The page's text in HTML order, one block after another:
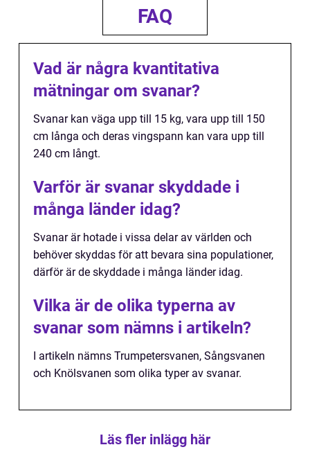
FAQ
Vad är några kvantitativa
mätningar om svanar?
Svanar kan väga upp till 15 kg, vara upp till 150
cm långa och deras vingspann kan vara upp till
240 cm långt.
Varför är svanar skyddade i
många länder idag?
Svanar är hotade i vissa delar av världen och
behöver skyddas för att bevara sina populationer,
därför är de skyddade i många länder idag.
Vilka är de olika typerna av
svanar som nämns i artikeln?
I artikeln nämns Trumpetersvanen, Sångsvanen
och Knölsvanen som olika typer av svanar.
Läs fler inlägg här